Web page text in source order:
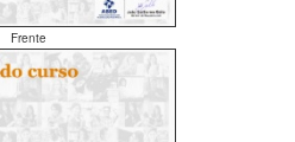
Frente